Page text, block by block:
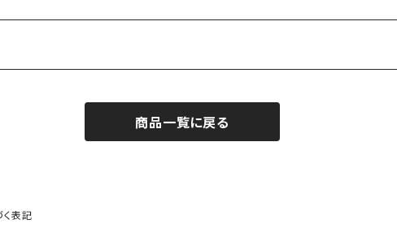
商品一覧に戻る
表記